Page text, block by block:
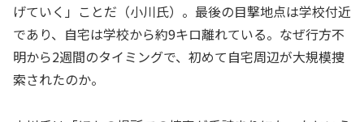
げていく」ことだ（小川氏）。最後の目撃地点は学校付近
であり、自宅は学校から約9キロ離れている。なぜ行方不
明から2週間のタイミングで、初めて自宅周辺が大規模捜
索されたのか。